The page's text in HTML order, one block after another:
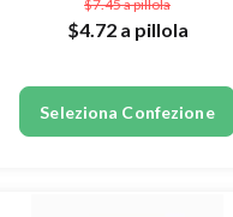
$7.45a pillola
$4.72 a pillola
Seleziona Confezione